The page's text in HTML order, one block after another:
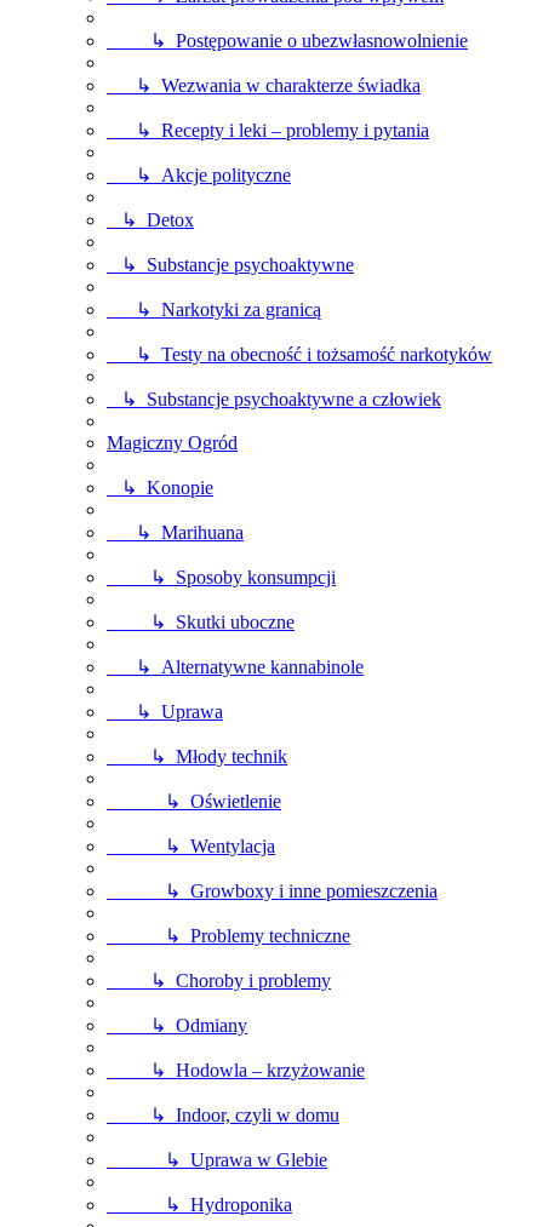
↳ Postępowanie o ubezwłasnowolnienie
↳ Wezwania w charakterze świadka
↳ Recepty i leki – problemy i pytania
↳ Akcje polityczne
↳ Detox
↳ Substancje psychoaktywne
↳ Narkotyki za granicą
↳ Testy na obecność i tożsamość narkotyków
↳ Substancje psychoaktywne a człowiek
Magiczny Ogród
↳ Konopie
↳ Marihuana
↳ Sposoby konsumpcji
↳ Skutki uboczne
↳ Alternatywne kannabinole
↳ Uprawa
↳ Młody technik
↳ Oświetlenie
↳ Wentylacja
↳ Growboxy i inne pomieszczenia
↳ Problemy techniczne
↳ Choroby i problemy
↳ Odmiany
↳ Hodowla – krzyżowanie
↳ Indoor, czyli w domu
↳ Uprawa w Glebie
↳ Hydroponika